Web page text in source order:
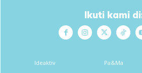
www.kosmo.com.my
Ridzuan Abdul Manaf
Ikuti kami
Ideaktiv Pa&Ma